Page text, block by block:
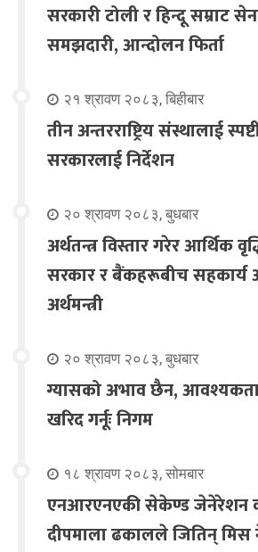
सरकारी टोली र हिन्दू सम्राट
समझदारी, आन्दोलन फिर्ता
२१ श्रावण २०८३, बिहीबार
तीन अन्तरराष्ट्रिय संस्थालाई
सरकारलाई निर्देशन
२० श्रावण २०८३, बुधबार
अर्थतन्त्र विस्तार गरेर आर्थिक
सरकार र बैंकहरूबीच सहकार्य
अर्थमन्त्री
२० श्रावण २०८३, बुधबार
ग्यासको अभाव छैन,
खरिद गर्नूः निगम
१८ श्रावण २०८३, सोमबार
एनआरएनएकी सेकेण्ड जेनेरेशन
दीपमाला ढकालले जितिन् मिस